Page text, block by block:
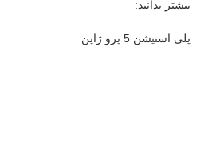
بیشتر بدانید:
پلی استیشن 5 پرو ژاپن